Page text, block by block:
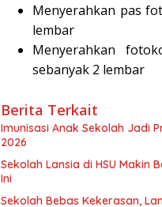
Menyerahkan pas
lembar
Menyerahkan
sebanyak 2 lembar
Berita Terkait
Imunisasi Anak Sekolah Jadi
2026
Sekolah Lansia di HSU Makin
Ini
Sekolah Bebas Kekerasan,